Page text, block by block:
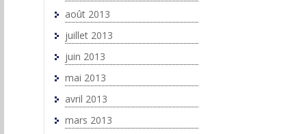
août 2013
juillet 2013
juin 2013
mai 2013
avril 2013
mars 2013